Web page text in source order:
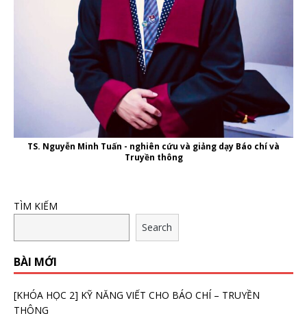
TS. Nguyễn Minh Tuấn - nghiên cứu và giảng dạy Báo chí và
Truyền thông
TÌM KIẾM
Search
BÀI MỚI
[KHÓA HỌC 2] KỸ NĂNG VIẾT CHO BÁO CHÍ – TRUYỀN
THÔNG